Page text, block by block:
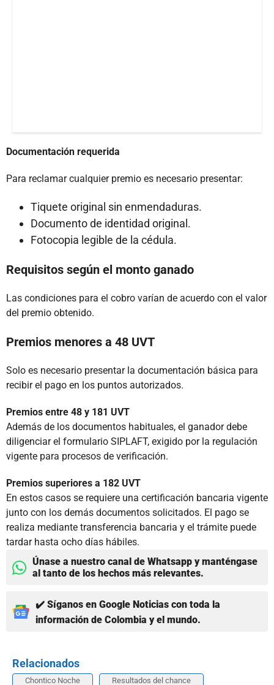
Documentación requerida
Para reclamar cualquier premio es necesario presentar:
Tiquete original sin enmendaduras.
Documento de identidad original.
Fotocopia legible de la cédula.
Requisitos según el monto ganado
Las condiciones para el cobro varían de acuerdo con el valor
del premio obtenido.
Premios menores a 48 UVT
Solo es necesario presentar la documentación básica para
recibir el pago en los puntos autorizados.
Premios entre 48 y 181 UVT
Además de los documentos habituales, el ganador debe
diligenciar el formulario SIPLAFT, exigido por la regulación
vigente para procesos de verificación.
Premios superiores a 182 UVT
En estos casos se requiere una certificación bancaria vigente
junto con los demás documentos solicitados. El pago se
realiza mediante transferencia bancaria y el trámite puede
tardar hasta ocho días hábiles.
Únase a nuestro canal de Whatsapp y manténgase
al tanto de los hechos más relevantes.
✔️ Síganos en Google Noticias con toda la
información de Colombia y el mundo.
Relacionados
Chontico Noche Resultados del chance